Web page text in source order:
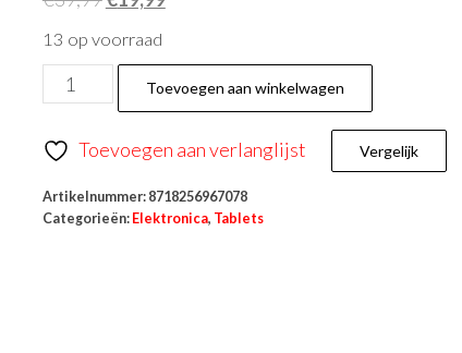
13 op voorraad
Toevoegen aan winkelwagen
Toevoegen aan verlanglijst Vergelijk
Artikelnummer: 8718256967078
Categorieën: Elektronica, Tablets